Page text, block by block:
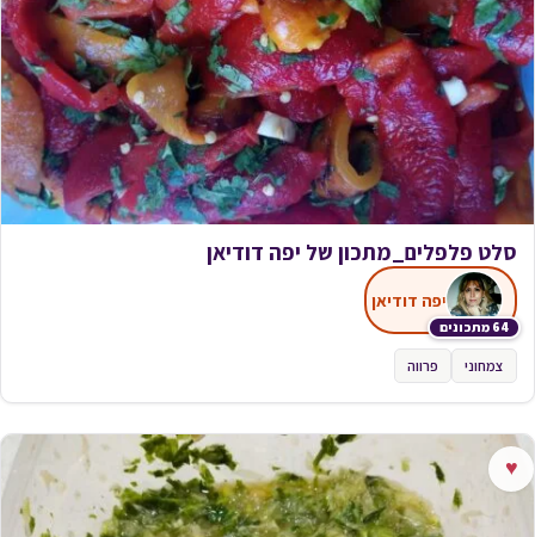
סלט פלפלים_מתכון של יפה דודיאן
64 מתכונים
יפה דודיאן
צמחוני פרווה
♥